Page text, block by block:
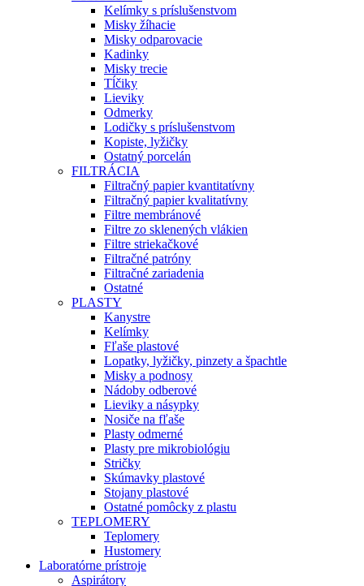
Kelímky s príslušenstvom
Misky žíhacie
Misky odparovacie
Kadinky
Misky trecie
Tĺčiky
Lieviky
Odmerky
Lodičky s príslušenstvom
Kopiste, lyžičky
Ostatný porcelán
FILTRÁCIA
Filtračný papier kvantitatívny
Filtračný papier kvalitatívny
Filtre membránové
Filtre zo sklenených vlákien
Filtre striekačkové
Filtračné patróny
Filtračné zariadenia
Ostatné
PLASTY
Kanystre
Kelímky
Fľaše plastové
Lopatky, lyžičky, pinzety a špachtle
Misky a podnosy
Nádoby odberové
Lieviky a násypky
Nosiče na fľaše
Plasty odmerné
Plasty pre mikrobiológiu
Stričky
Skúmavky plastové
Stojany plastové
Ostatné pomôcky z plastu
TEPLOMERY
Teplomery
Hustomery
Laboratórne prístroje
Aspirátory